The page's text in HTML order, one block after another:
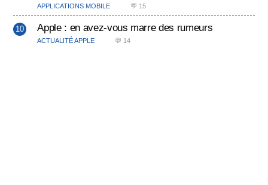
APPLICATIONS MOBILE 💬 15
Apple : en avez-vous marre des rumeurs
ACTUALITÉ APPLE 💬 14